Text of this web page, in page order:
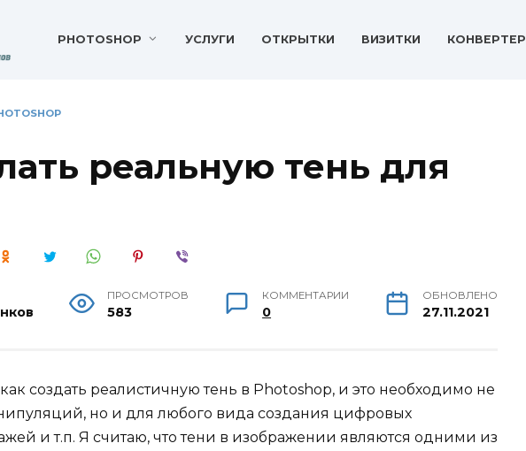
PHOTOSHOP УСЛУГИ ОТКРЫТКИ ВИЗИТКИ КОНВЕРТЕР
реальную тень для
ПРОСМОТРОВ
583
КОММЕНТАРИИ
0
ОБНОВЛЕНО
27.11.2021
создать реалистичную тень в Photoshop, и это необходимо не
но и для любого вида создания цифровых
и т.п. Я считаю, что тени в изображении являются одними из